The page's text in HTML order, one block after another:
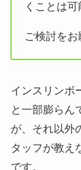
くことは可
ご検討をお
インスリンボ
と一部膨らん
が、それ以外
タッフが教え
です。